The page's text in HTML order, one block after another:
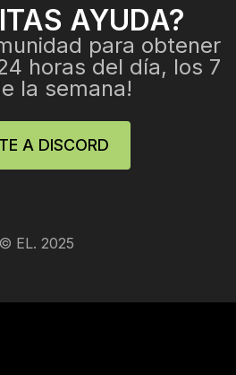
AYUDA?
para obtener
horas del día, los 7
la semana!
A DISCORD
© EL. 2025